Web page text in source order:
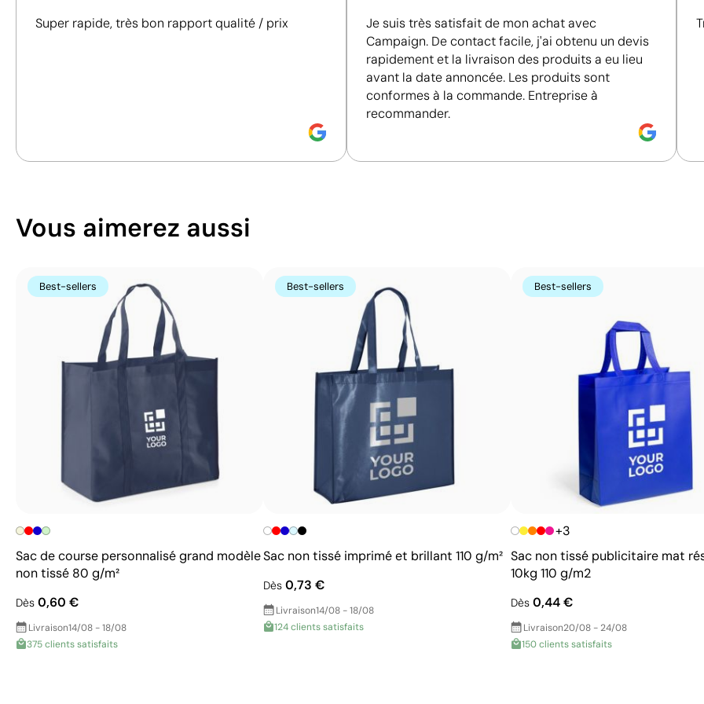
partie blanche arrière
Sérigraphie:maximum 1 couleur
Position:partie colorée avant
maximum 1 couleur
t-shirts.
Avantages
Possibilité d’impression avec couleurs Pantone®
exactes
Excellent rapport qualité-prix pour les grandes
séries
Idéale pour logos simples sans détails fins
prendre des décisions d'achat plus conscientes et
responsables.
Super rapide, très bon rapport qualité / prix
Je suis très satisfait de mon achat avec
Campaign. De contact facile, j'ai obtenu un devis
rapidement et la livraison des produits a eu lieu
avant la date annoncée. Les produits sont
conformes à la commande. Entreprise à
recommander.
Vous aimerez aussi
Best-sellers
Sac de course personnalisé grand modèle
non tissé 80 g/m²
Dès 0,60 €
Livraison14/08 - 18/08
375 clients satisfaits
Best-sellers
Sac non tissé imprimé et brillant 110 g/m²
Dès0,73 €
Livraison14/08 - 18/08
124 clients satisfaits
Best-sellers
+3
Sac non tissé publicitaire mat
10kg 110 g/m2
Dès0,44 €
Livraison20/08 - 24/08
150 clients satisfaits